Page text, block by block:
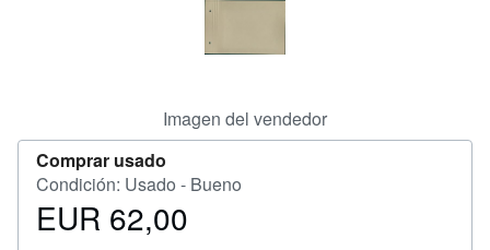
Imagen del vendedor
Comprar usado
Condición: Usado - Bueno
Precio
EUR 62,00